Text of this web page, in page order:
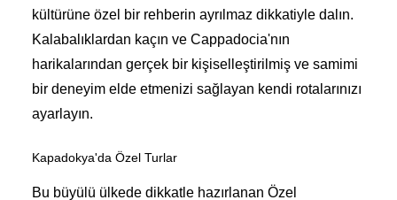
kültürüne özel bir rehberin ayrılmaz dikkatiyle dalın.
Kalabalıklardan kaçın ve Cappadocia'nın
harikalarından gerçek bir kişiselleştirilmiş ve samimi
bir deneyim elde etmenizi sağlayan kendi rotalarınızı
ayarlayın.
Kapadokya'da Özel Turlar
Bu büyülü ülkede dikkatle hazırlanan Özel